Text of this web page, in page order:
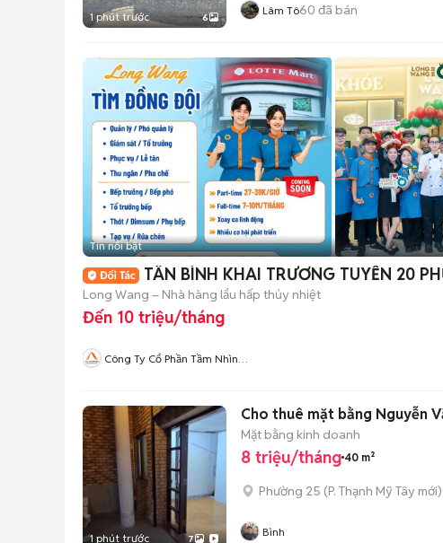
1 phút trước 6 Lâm Tô60 đã bán
Tin nổi bật
TÂN BÌNH KHAI TRƯƠNG TUYỂN 20
Long Wang – Nhà hàng lẩu hấp thủy nhiệt
Đến 10 triệu/tháng
Công Ty Cổ Phần Tầm Nhìn
1 phút trước 7
Cho thuê mặt bằng Nguyễn
Mặt bằng kinh doanh
8 triệu/tháng 40 m²
Phường 25 (P. Thạnh Mỹ Tây mới)
Bình